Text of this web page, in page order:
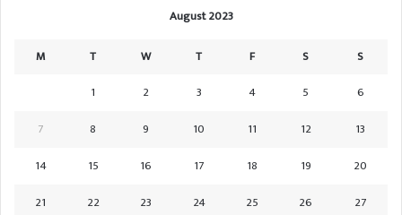
August 2023
M T W T F S
S
1
2 3 4 5
6
7
8 9 10 11 12
13
14
15 16 17 18 19
20
21
22 23 24 25 26
27